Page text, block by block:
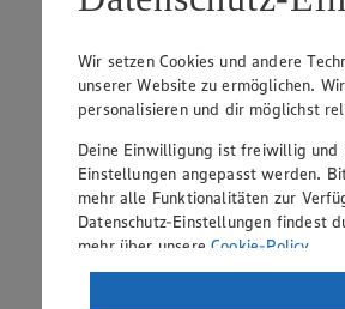
Wir setzen Cookies und andere
unserer Website zu ermöglichen.
personalisieren und dir möglichst
Deine Einwilligung ist freiwillig und
Einstellungen angepasst werden.
mehr alle Funktionalitäten zur
Datenschutz-Einstellungen findest
mehr über unsereCookie-Policy.
Verarbeitung deiner